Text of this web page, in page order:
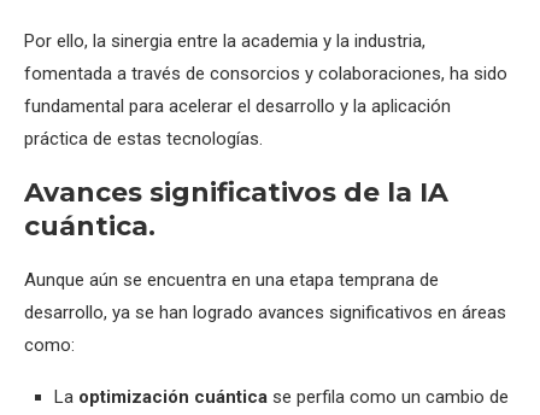
Por ello, la sinergia entre la academia y la industria,
fomentada a través de consorcios y colaboraciones, ha sido
fundamental para acelerar el desarrollo y la aplicación
práctica de estas tecnologías.
Avances significativos de la IA
cuántica.
Aunque aún se encuentra en una etapa temprana de
desarrollo, ya se han logrado avances significativos en áreas
como:
La optimización cuántica se perfila como un cambio de